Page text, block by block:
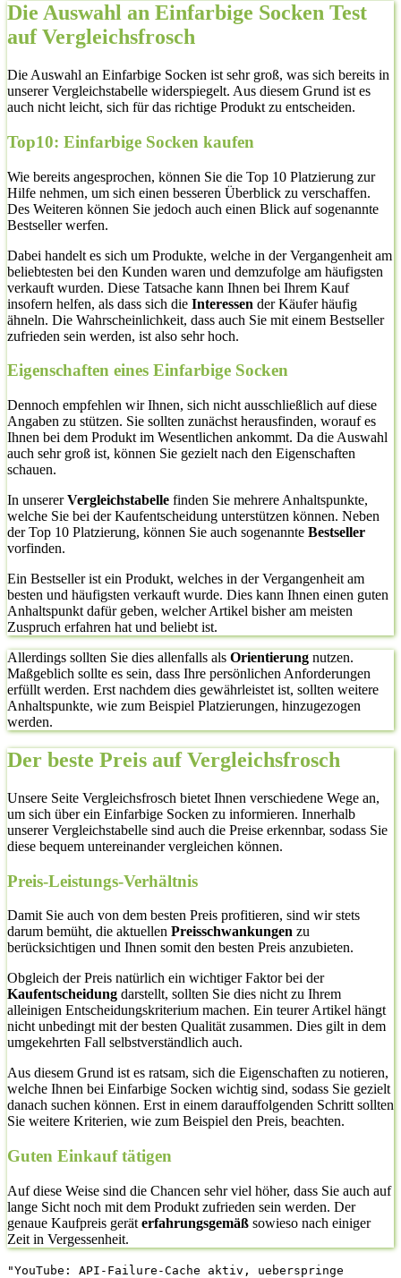
Die Auswahl an Einfarbige Socken Test
auf Vergleichsfrosch
Die Auswahl an Einfarbige Socken ist sehr groß, was sich bereits in
unserer Vergleichstabelle widerspiegelt. Aus diesem Grund ist es
auch nicht leicht, sich für das richtige Produkt zu entscheiden.
Top10: Einfarbige Socken kaufen
Wie bereits angesprochen, können Sie die Top 10 Platzierung zur
Hilfe nehmen, um sich einen besseren Überblick zu verschaffen.
Des Weiteren können Sie jedoch auch einen Blick auf sogenannte
Bestseller werfen.
Dabei handelt es sich um Produkte, welche in der Vergangenheit am
beliebtesten bei den Kunden waren und demzufolge am häufigsten
verkauft wurden. Diese Tatsache kann Ihnen bei Ihrem Kauf
insofern helfen, als dass sich die Interessen der Käufer häufig
ähneln. Die Wahrscheinlichkeit, dass auch Sie mit einem Bestseller
zufrieden sein werden, ist also sehr hoch.
Eigenschaften eines Einfarbige Socken
Dennoch empfehlen wir Ihnen, sich nicht ausschließlich auf diese
Angaben zu stützen. Sie sollten zunächst herausfinden, worauf es
Ihnen bei dem Produkt im Wesentlichen ankommt. Da die Auswahl
auch sehr groß ist, können Sie gezielt nach den Eigenschaften
schauen.
In unsererVergleichstabelle finden Sie mehrere Anhaltspunkte,
welche Sie bei der Kaufentscheidung unterstützen können. Neben
der Top 10 Platzierung, können Sie auch sogenannte Bestseller
vorfinden.
Ein Bestseller ist ein Produkt, welches in der Vergangenheit am
besten und häufigsten verkauft wurde. Dies kann Ihnen einen guten
Anhaltspunkt dafür geben, welcher Artikel bisher am meisten
Zuspruch erfahren hat und beliebt ist.
Allerdings sollten Sie dies allenfalls als Orientierung nutzen.
Maßgeblich sollte es sein, dass Ihre persönlichen Anforderungen
erfüllt werden. Erst nachdem dies gewährleistet ist, sollten weitere
Anhaltspunkte, wie zum Beispiel Platzierungen, hinzugezogen
werden.
Der beste Preis auf Vergleichsfrosch
Unsere Seite Vergleichsfrosch bietet Ihnen verschiedene Wege an,
um sich über ein Einfarbige Socken zu informieren. Innerhalb
unserer Vergleichstabelle sind auch die Preise erkennbar, sodass Sie
diese bequem untereinander vergleichen können.
Preis-Leistungs-Verhältnis
Damit Sie auch von dem besten Preis profitieren, sind wir stets
darum bemüht, die aktuellen Preisschwankungen zu
berücksichtigen und Ihnen somit den besten Preis anzubieten.
Obgleich der Preis natürlich ein wichtiger Faktor bei der
Kaufentscheidung darstellt, sollten Sie dies nicht zu Ihrem
alleinigen Entscheidungskriterium machen. Ein teurer Artikel hängt
nicht unbedingt mit der besten Qualität zusammen. Dies gilt in dem
umgekehrten Fall selbstverständlich auch.
Aus diesem Grund ist es ratsam, sich die Eigenschaften zu notieren,
welche Ihnen bei Einfarbige Socken wichtig sind, sodass Sie gezielt
danach suchen können. Erst in einem darauffolgenden Schritt sollten
Sie weitere Kriterien, wie zum Beispiel den Preis, beachten.
Guten Einkauf tätigen
Auf diese Weise sind die Chancen sehr viel höher, dass Sie auch auf
lange Sicht noch mit dem Produkt zufrieden sein werden. Der
genaue Kaufpreis gerät erfahrungsgemäß sowieso nach einiger
Zeit in Vergessenheit.
"YouTube: API-Failure-Cache aktiv, ueberspringe